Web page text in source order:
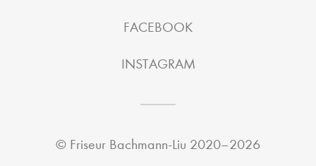
FACEBOOK
INSTAGRAM
© Friseur Bachmann-Liu 2020–2026